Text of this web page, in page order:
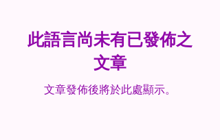
此語言尚未有已發佈之
文章
文章發佈後將於此處顯示。